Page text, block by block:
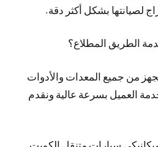
لصيانتها بشكل أكثر دقة.
الطريق المطلاع؟
من جميع المعدات والأدوات
العميل بسرعة عالية ونقدم